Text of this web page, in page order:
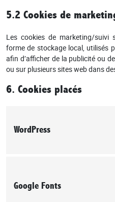
5.2 Cookies de
Les cookies de marketing/
forme de stockage local, utilisés
afin d’afficher de la publicité ou
ou sur plusieurs sites web dans
6. Cookies placés
WordPress
Google Fonts